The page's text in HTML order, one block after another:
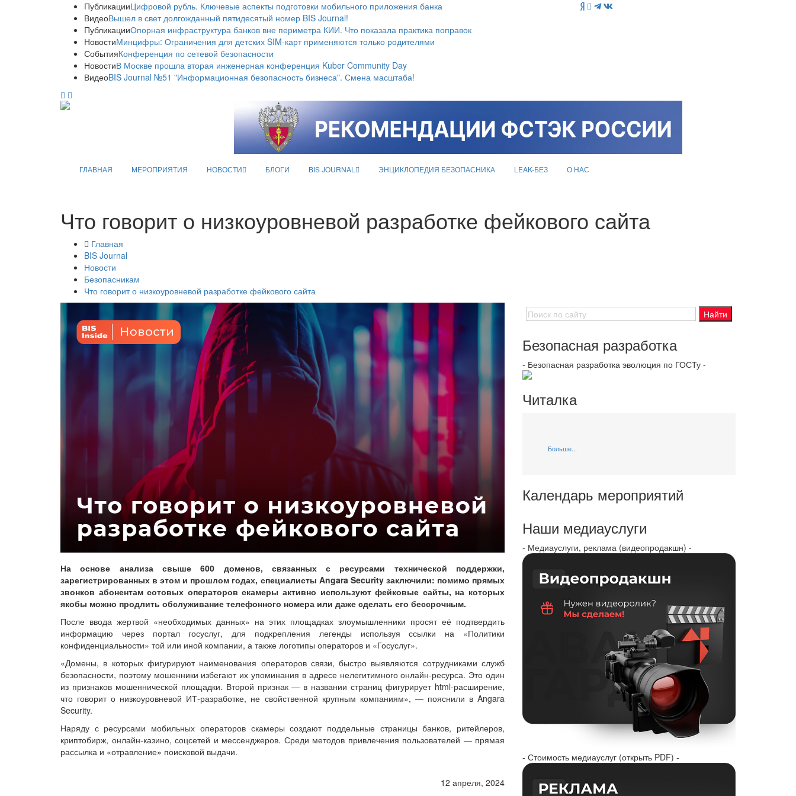
ПубликацииЦифровой рубль. Ключевые аспекты подготовки мобильного приложения банка
ВидеоВышел в свет долгожданный пятидесятый номер BIS Journal!
ПубликацииОпорная инфраструктура банков вне периметра КИИ. Что показала практика поправок
НовостиМинцифры: Ограничения для детских SIM-карт применяются только родителями
СобытияКонференция по сетевой безопасности
НовостиВ Москве прошла вторая инженерная конференция Kuber Community Day
ВидеоBIS Journal №51 "Информационная безопасность бизнеса". Смена масштаба!
ГЛАВНАЯ МЕРОПРИЯТИЯ НОВОСТИ БЛОГИ BIS JOURNAL ЭНЦИКЛОПЕДИЯ БЕЗОПАСНИКА LEAK-БЕЗ О НАС
Что говорит о низкоуровневой разработке фейкового сайта
Главная
BIS Journal
Новости
Безопасникам
Что говорит о низкоуровневой разработке фейкового сайта
На основе анализа свыше 600 доменов, связанных с ресурсами технической поддержки,
зарегистрированных в этом и прошлом годах, специалисты Angara Security заключили: помимо прямых
звонков абонентам сотовых операторов скамеры активно используют фейковые сайты, на которых
якобы можно продлить обслуживание телефонного номера или даже сделать его бессрочным.
После ввода жертвой «необходимых данных» на этих площадках злоумышленники просят её подтвердить
информацию через портал госуслуг, для подкрепления легенды используя ссылки на «Политики
конфиденциальности» той или иной компании, а также логотипы операторов и «Госуслуг».
«Домены, в которых фигурируют наименования операторов связи, быстро выявляются сотрудниками служб
безопасности, поэтому мошенники избегают их упоминания в адресе нелегитимного онлайн-ресурса. Это один
из признаков мошеннической площадки. Второй признак — в названии страниц фигурирует html-расширение,
что говорит о низкоуровневой ИТ-разработке, не свойственной крупным компаниям», — пояснили в Angara
Security.
Наряду с ресурсами мобильных операторов скамеры создают поддельные страницы банков, ритейлеров,
криптобирж, онлайн-казино, соцсетей и мессенджеров. Среди методов привлечения пользователей — прямая
рассылка и «отравление» поисковой выдачи.
12 апреля, 2024
Безопасная разработка
- Безопасная разработка эволюция по ГОСТу -
Читалка
Больше...
Календарь мероприятий
Наши медиауслуги
- Медиауслуги, реклама (видеопродакшн) -
- Стоимость медиауслуг (открыть PDF) -